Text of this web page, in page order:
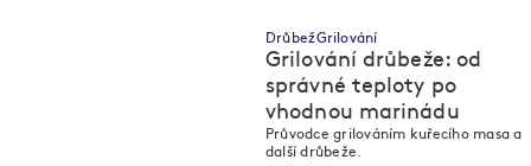
DrůbežGrilování
Grilování drůbeže: od
správné teploty po
vhodnou marinádu
Průvodce grilováním kuřecího masa a
další drůbeže.